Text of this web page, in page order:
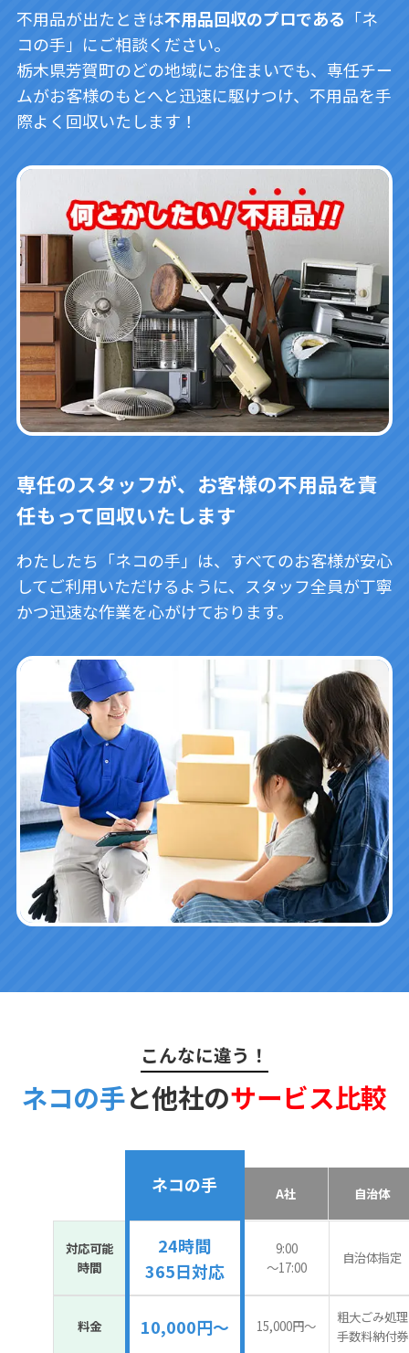
不用品が出たときは不用品回収のプロである 「ネ
コの手」にご相談ください。
栃木県芳賀町のどの地域にお住まいでも、専任チー
ムがお客様のもとへと迅速に駆けつけ、不用品を手
際よく回収いたします！
専任のスタッフが、お客様の不用品を責
任もって回収いたします
わたしたち「ネコの手」は、すべてのお客様が安心
してご利用いただけるように、スタッフ全員が丁寧
かつ迅速な作業を心がけております。
こんなに違う！
ネコの手と他社のサービス比較
ネコの手 A社 自治体
対応可能
時間
24時間
365日対応
9:00
〜17:00
自治体指定
料金 10,000円～ 15,000円〜
粗大ごみ処理
手数料納付券